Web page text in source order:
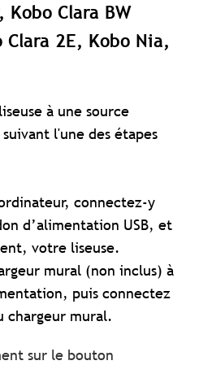
Kobo Clara BW
Clara 2E, Kobo Nia,
à une source
l'une des étapes
connectez-y
d’alimentation USB, et
votre liseuse.
mural (non inclus) à
puis connectez
chargeur mural.
sur le bouton